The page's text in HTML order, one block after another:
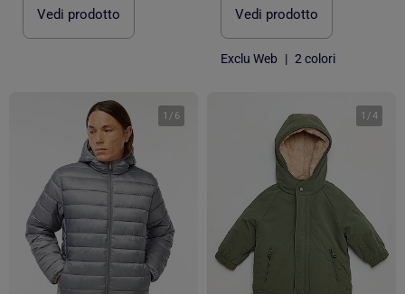
Vedi prodotto Vedi prodotto
Exclu Web | 2 colori
1 / 6 1 /4